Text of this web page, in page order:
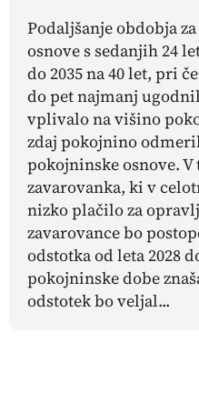
Podaljšanje obdobja
osnove s sedanjih 24
do 2035 na 40 let, pri
do pet najmanj
vplivalo na višino
zdaj pokojnino
pokojninske osnove.
zavarovanka, ki v
nizko plačilo za
zavarovance bo
odstotka od leta 2028
pokojninske dobe
odstotek bo veljal...